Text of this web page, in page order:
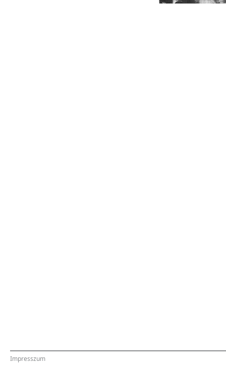
Impresszum